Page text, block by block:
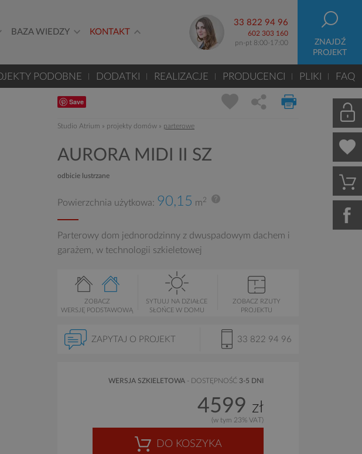
BAZA WIEDZY KONTAKT
33 822 94 96
602 303 160
pn-pt 8:00-17:00
ZNAJDŹ
PROJEKT
Save
Studio Atrium » projekty domów » parterowe
AURORA MIDI II SZ
odbicie lustrzane
Powierzchnia użytkowa: 90,15 m2
Parterowy dom jednorodzinny z dwuspadowym dachem i
garażem, w technologii szkieletowej
ZOBACZ
WERSJĘ PODSTAWOWĄ
SYTUUJ NA DZIAŁCE
SŁOŃCE W DOMU
ZOBACZ RZUTY
PROJEKTU
ZAPYTAJ O PROJEKT 33 822 94 96
WERSJA SZKIELETOWA - DOSTĘPNOŚĆ 3-5 DNI
4599 zł
(w tym 23% VAT)
DO KOSZYKA
PODOBNE DODATKI REALIZACJE PRODUCENCI PLIKI FAQ